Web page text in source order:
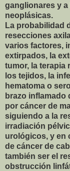
ganglionares y a
neoplásicas.
La probabilidad
resecciones
varios factores,
extirpados, la
tumor, la terapia
los tejidos, la
hematoma o
brazo inflamado
por cáncer de
siguiendo a la
irradiación
urológicos, y en
de cáncer de
también ser el
obstrucción